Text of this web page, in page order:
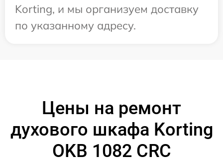
Korting, и мы организуем доставку
по указанному адресу.
Цены на ремонт
духового шкафа Korting
OKB 1082 CRC